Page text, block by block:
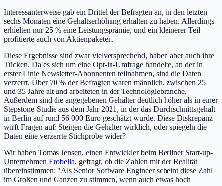
Interessanterweise gab ein Drittel der Befragten an, in den letzten
sechs Monaten eine Gehaltserhöhung erhalten zu haben. Allerdings
erhielten nur 25 % eine Leistungsprämie, und ein kleinerer Teil
profitierte auch von Aktienpaketen.
Diese Ergebnisse sind zwar vielversprechend, haben aber auch ihre
Tücken. Da es sich um eine Opt-in-Umfrage handelte, an der in
erster Linie Newsletter-Abonnenten teilnahmen, sind die Daten
verzerrt. Über 70 % der Befragten waren männlich, zwischen 25
und 35 Jahre alt und arbeiteten in der Technologiebranche.
Außerdem sind die angegebenen Gehälter deutlich höher als in einer
Stepstone-Studie aus dem Jahr 2021, in der das Durchschnittsgehalt
in Berlin auf rund 56 000 Euro geschätzt wurde. Diese Diskrepanz
wirft Fragen auf: Steigen die Gehälter wirklich, oder spiegeln die
Daten eine verzerrte Stichprobe wider?
Wir haben Tomas Jensen, einen Entwickler beim Berliner Start-up-
Unternehmen Erobella, gefragt, ob die Zahlen mit der Realität
übereinstimmen: "Als Senior Software Engineer scheint diese Zahl
im Großen und Ganzen zu stimmen, wenn auch etwas hoch